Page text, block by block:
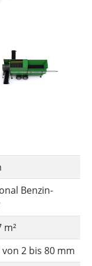
Benzin-
m²
2 bis 80 mm